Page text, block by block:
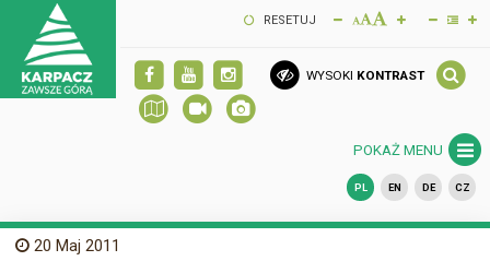
RESETUJ
WYSOKI KONTRAST
POKAŻ MENU
PL EN DE CZ
20 Maj 2011